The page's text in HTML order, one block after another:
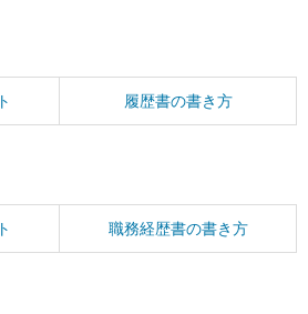
履歴書の書き方
職務経歴書の書き方